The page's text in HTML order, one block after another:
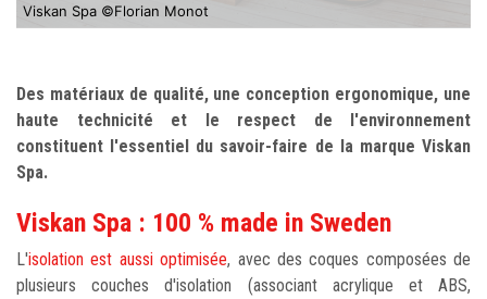
Viskan Spa ©Florian Monot
Des matériaux de qualité, une conception ergonomique, une
haute technicité et le respect de l'environnement
constituent l'essentiel du savoir-faire de la marque Viskan
Spa.
Viskan Spa : 100 % made in Sweden
L'isolation est aussi optimisée, avec des coques composées de
plusieurs couches d'isolation (associant acrylique et ABS,